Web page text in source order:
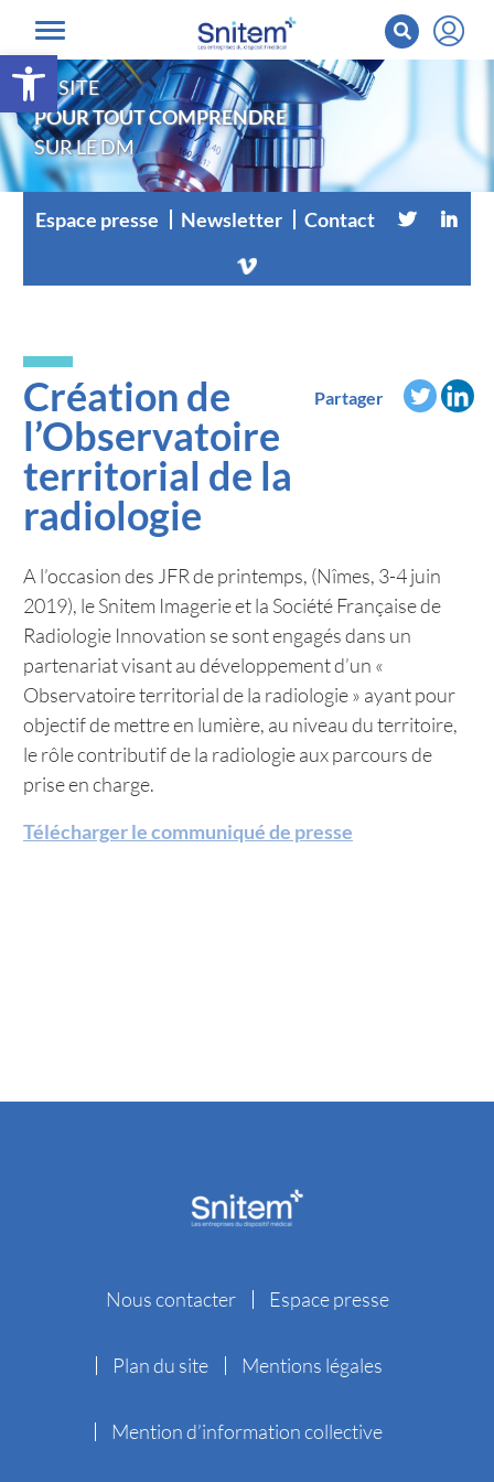
Ouvrir la barre d’outils
LE SITE
POUR TOUT COMPRENDRE
SUR LE DM
Espace presse Newsletter Contact
Création de
l’Observatoire
territorial de la
radiologie
Partager
A l’occasion des JFR de printemps, (Nîmes, 3-4 juin
2019), le Snitem Imagerie et la Société Française de
Radiologie Innovation se sont engagés dans un
partenariat visant au développement d’un «
Observatoire territorial de la radiologie » ayant pour
objectif de mettre en lumière, au niveau du territoire,
le rôle contributif de la radiologie aux parcours de
prise en charge.
Télécharger le communiqué de presse
Nous contacter Espace presse
Plan du site Mentions légales
Mention d’information collective